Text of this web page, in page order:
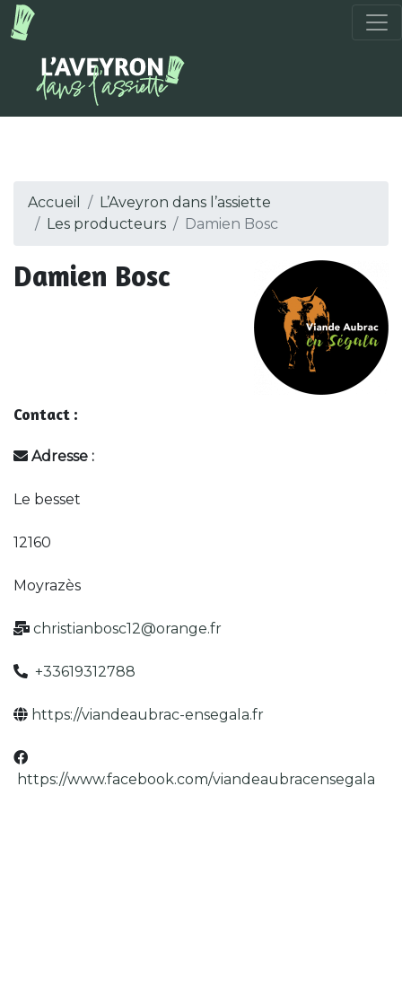
Accueil
L’Aveyron dans l’assiette
Les producteurs
Damien Bosc
Damien Bosc
Contact :
Adresse :
Le besset
12160
Moyrazès
christianbosc12@orange.fr
+33619312788
https://viandeaubrac-ensegala.fr
https://www.facebook.com/viandeaubracensegala